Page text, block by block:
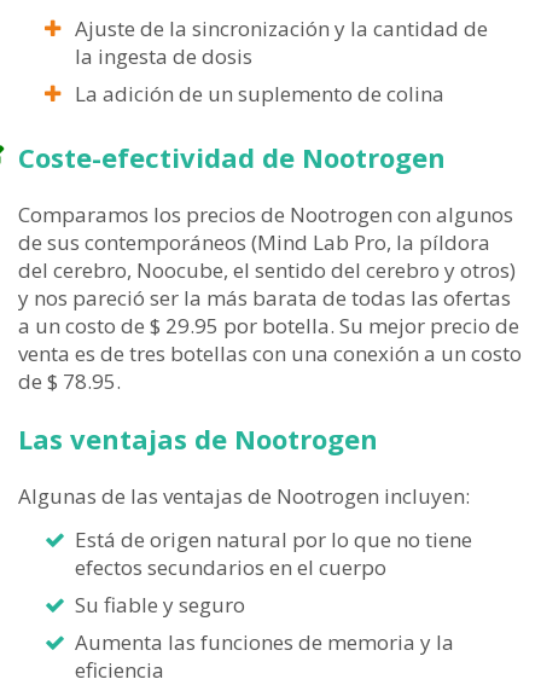
Ajuste de la sincronización y la cantidad de
la ingesta de dosis
La adición de un suplemento de colina
Coste-efectividad de Nootrogen
Comparamos los precios de Nootrogen con algunos
de sus contemporáneos (Mind Lab Pro, la píldora
del cerebro, Noocube, el sentido del cerebro y otros)
y nos pareció ser la más barata de todas las ofertas
a un costo de $ 29.95 por botella. Su mejor precio de
venta es de tres botellas con una conexión a un costo
de $ 78.95.
Las ventajas de Nootrogen
Algunas de las ventajas de Nootrogen incluyen:
Está de origen natural por lo que no tiene
efectos secundarios en el cuerpo
Su fiable y seguro
Aumenta las funciones de memoria y la
eficiencia